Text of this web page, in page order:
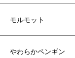
モルモット
やわらかペンギン